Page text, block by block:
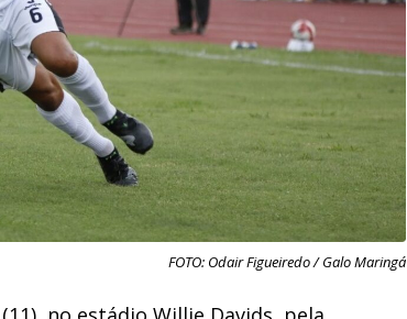
FOTO: Odair Figueiredo / Galo Maringá